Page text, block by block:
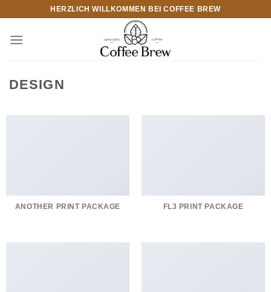
springen
HERZLICH WILLKOMMEN BEI COFFEE BREW
DESIGN
ANOTHER PRINT PACKAGE FL3 PRINT PACKAGE